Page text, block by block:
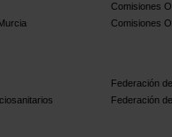
Comisiones
Comisiones
Federación
Federación